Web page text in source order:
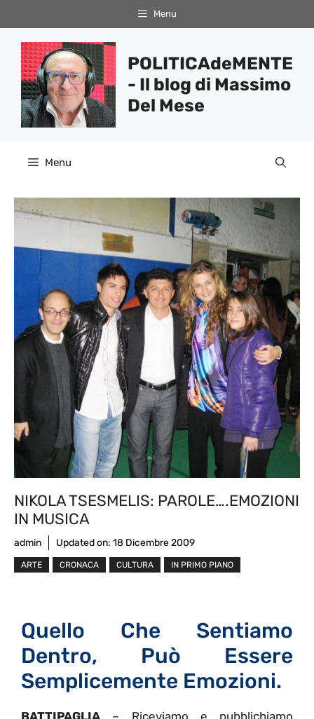
al
contenuto
Menu
POLITICAdeMENTE
- Il blog di Massimo
Del Mese
Menu
NIKOLA TSESMELIS: PAROLE….EMOZIONI
IN MUSICA
admin Updated on: 18 Dicembre 2009
ARTE CRONACA CULTURA IN PRIMO PIANO
Quello Che Sentiamo
Dentro, Può Essere
Semplicemente Emozioni.
BATTIPAGLIA – Riceviamo e pubblichiamo